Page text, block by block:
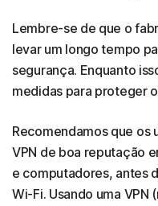
Lembre-se de que o
levar um longo tempo
segurança. Enquanto
medidas para proteger
Recomendamos que os
VPN de boa reputação
e computadores, antes
Wi-Fi. Usando uma